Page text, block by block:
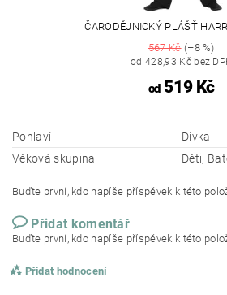
ČARODĚJNICKÝ PLÁŠŤ
567 Kč(–8 %)
od 428,93 Kč bez
od519 Kč
Pohlaví
Dívka
Věková skupina
Děti,
Buďte první, kdo napíše příspěvek k této
Přidat komentář
Buďte první, kdo napíše příspěvek k této
Přidat hodnocení